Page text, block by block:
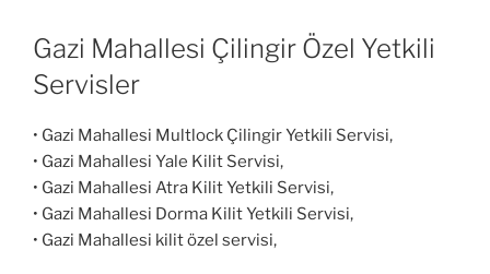
Gazi Mahallesi Çilingir Özel Yetkili
Servisler
• Gazi Mahallesi Multlock Çilingir Yetkili Servisi,
• Gazi Mahallesi Yale Kilit Servisi,
• Gazi Mahallesi Atra Kilit Yetkili Servisi,
• Gazi Mahallesi Dorma Kilit Yetkili Servisi,
• Gazi Mahallesi kilit özel servisi,